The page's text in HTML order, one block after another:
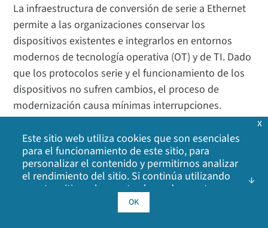
La infraestructura de conversión de serie a Ethernet
permite a las organizaciones conservar los
dispositivos existentes e integrarlos en entornos
modernos de tecnología operativa (OT) y de TI. Dado
que los protocolos serie y el funcionamiento de los
dispositivos no sufren cambios, el proceso de
modernización causa mínimas interrupciones.
Este enfoque resulta especialmente valioso para las
empresas de servicios públicos, las plantas de
fabricación, las operaciones del sector del petróleo y
el gas, y las infraestructuras de transporte, donde el
tiempo de actividad es fundamental.
Este sitio web utiliza cookies que son esenciales
para el funcionamiento de este sitio, para
personalizar el contenido y permitirnos analizar
el rendimiento del sitio. Si continúa utilizando
nuestro sitio web, acepta el uso de nuestras
cookies. Haga clic en Aceptar para indicar que
política de cookies
OK
x